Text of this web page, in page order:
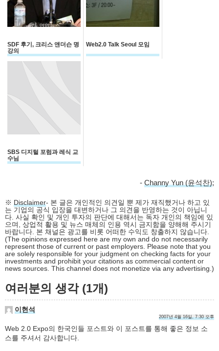
SDF 후기, 크리스 앤더슨 명
강의
Web2.0 Talk Seoul 모임
SBS 디지털 포럼과 레식 교
수님
- Channy Yun (윤석찬);
※ Disclaimer- 본 글은 개인적인 의견일 뿐 제가 재직했거나 하고 있
는 기업의 공식 입장을 대변하거나 그 의견을 반영하는 것이 아닙니
다. 사실 확인 및 개인 투자의 판단에 대해서는 독자 개인의 책임에 있
으며, 상업적 활용 및 뉴스 매체의 인용 역시 금지함을 양해해 주시기
바랍니다. 본 채널은 광고를 비롯 어떠한 수익도 창출하지 않습니다.
(The opinions expressed here are my own and do not necessarily
represent those of current or past employers. Please note that you
are solely responsible for your judgment on checking facts for your
investments and prohibit your citations as commercial content or
news sources. This channel does not monetize via any advertising.)
여러분의 생각 (1개)
이현석
2007년 4월 16일, 7:30 오후
Web 2.0 Expo의 한국인들 포스트와 이 포스트를 통해 좋은 정보 소
스를 주셔서 감사합니다.